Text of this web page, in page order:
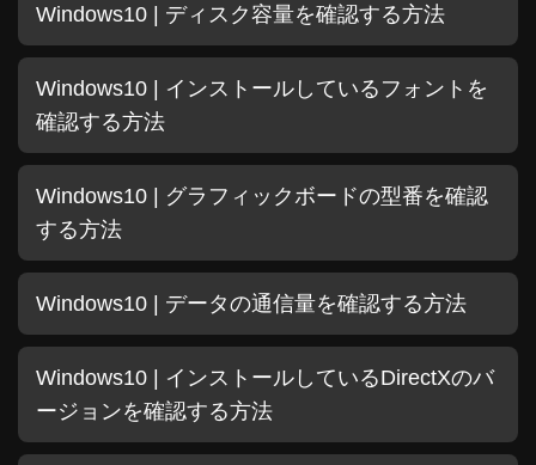
Windows10 | ディスク容量を確認する方法
Windows10 | インストールしているフォントを
確認する方法
Windows10 | グラフィックボードの型番を確認
する方法
Windows10 | データの通信量を確認する方法
Windows10 | インストールしているDirectXのバ
ージョンを確認する方法